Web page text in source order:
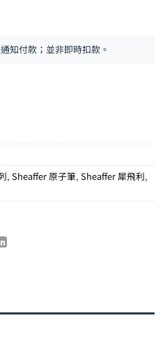
知付款；並非即時扣款。
, Sheaffer 原子筆, Sheaffer 犀飛利,